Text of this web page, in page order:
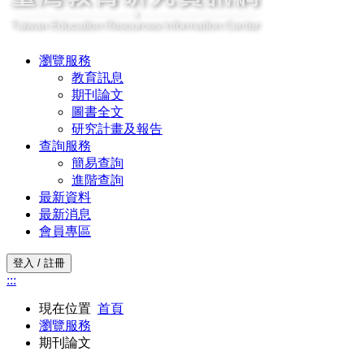
瀏覽服務
教育訊息
期刊論文
圖書全文
研究計畫及報告
查詢服務
簡易查詢
進階查詢
最新資料
最新消息
會員專區
登入 / 註冊
:::
現在位置 首頁
瀏覽服務
期刊論文